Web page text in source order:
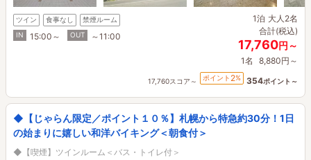
ツイン 食事なし
禁煙ルーム
IN
15:00～ OUT ～11:00
1泊 大人2名
合計(税込)
17,760円～
1名 8,880円～
17,760スコア～ ポイント 2% 354ポイント～
◆【じゃらん限定／ポイント１０％】札幌から特急約30分！1日
の始まりに嬉しい和洋バイキング＜朝食付＞
◆【喫煙】ツインルーム＜バス・トイレ付＞